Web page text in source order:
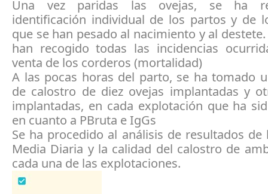
Una vez paridas las ovejas, se ha
identificación individual de los partos y de
que se han pesado al nacimiento y al
han recogido todas las incidencias
venta de los corderos (mortalidad)
A las pocas horas del parto, se ha tomado
de calostro de diez ovejas implantadas y
implantadas, en cada explotación que ha
en cuanto a PBruta e IgGs
Se ha procedido al análisis de resultados de
Media Diaria y la calidad del calostro de
cada una de las explotaciones.